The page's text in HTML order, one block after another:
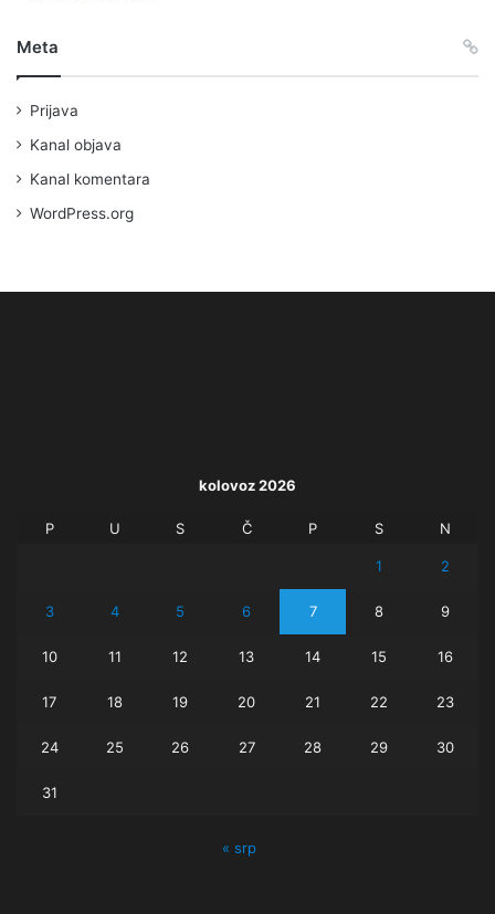
Meta
Prijava
Kanal objava
Kanal komentara
WordPress.org
kolovoz 2026
P U S Č P S N
1 2
3 4 5 6 7 8 9
10 11 12 13 14 15 16
17 18 19 20 21 22 23
24 25 26 27 28 29 30
31
« srp